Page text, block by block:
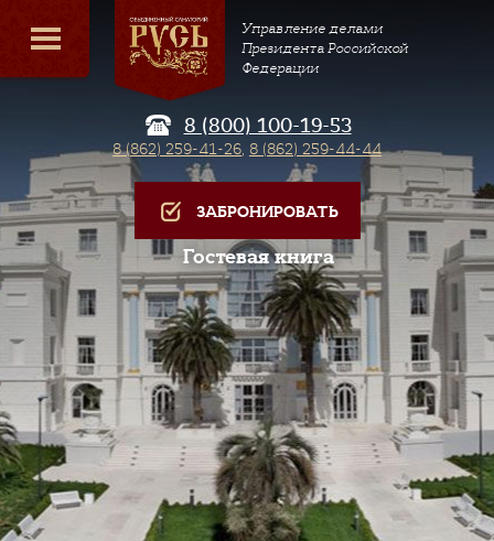
Управление делами
Президента Российской
Федерации
8 (800) 100-19-53
8 (862) 259-41-26, 8 (862) 259-44-44
ЗАБРОНИРОВАТЬ
Гостевая книга